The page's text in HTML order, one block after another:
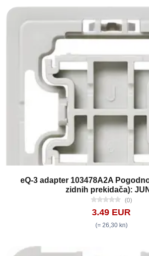
eQ-3 adapter 103478A2A
zidnih prekidača):
(0)
3.49 EUR
(= 26,30 kn)